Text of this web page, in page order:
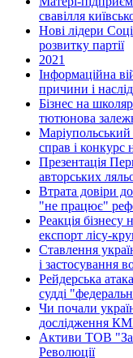
свавілля
Нові лідери
розвитку партії
2021
Інформаційна
причини і
Бізнес на
тютюнова
справ і конкурс
Презентація
авторських
Втрата довіри
"не працює"
Реакція бізнесу
експорт лісу-
Ставлення
і застосування
Рейдерська
судді
Чи почали
дослідження
Активи ТОВ
Революції